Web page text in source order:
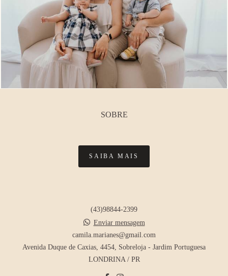
SOBRE
SAIBA MAIS
(43)98844-2399
Enviar mensagem
camila.marianes@gmail.com
Avenida Duque de Caxias, 4454, Sobreloja - Jardim Portuguesa
LONDRINA / PR